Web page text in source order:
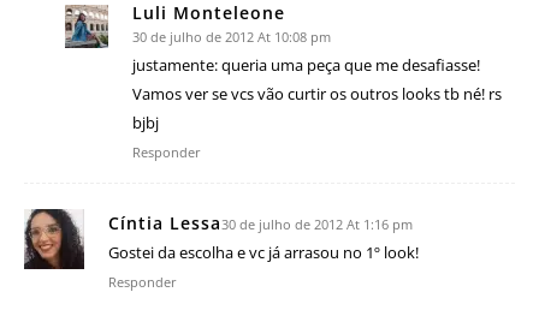
Luli Monteleone
30 de julho de 2012 At 10:08 pm
justamente: queria uma peça que me desafiasse!
Vamos ver se vcs vão curtir os outros looks tb né! rs
bjbj
Responder
Cíntia Lessa30 de julho de 2012 At 1:16 pm
Gostei da escolha e vc já arrasou no 1º look!
Responder